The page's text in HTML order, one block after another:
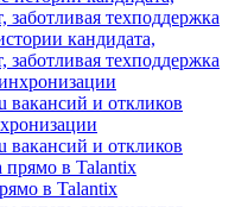
кандидата,
техподдержка
вакансий и откликов
в Talantix